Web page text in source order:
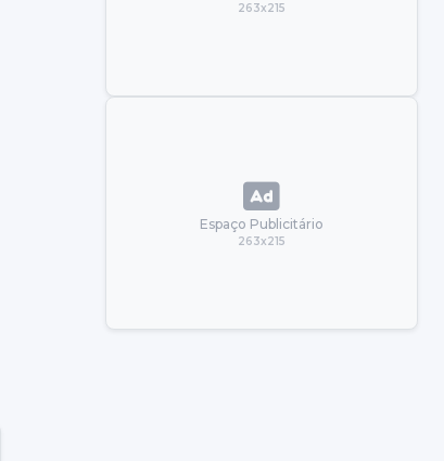
263x215
Espaço Publicitário
263x215